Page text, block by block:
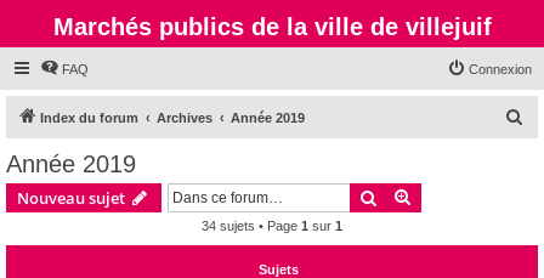
Marchés publics de la ville de villejuif
FAQ Connexion
Index du forum Archives Année 2019
Année 2019
Nouveau sujet Rechercher
34 sujets • Page 1 sur 1
Sujets